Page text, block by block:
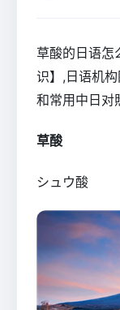
草酸的日语怎
识】,日语机
和常用中日对
草酸
シュウ酸